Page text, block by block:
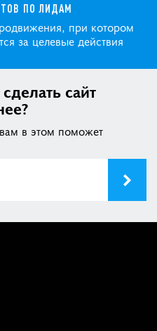
ПО ЛИДАМ
при котором
за целевые действия
сайт
в этом поможет